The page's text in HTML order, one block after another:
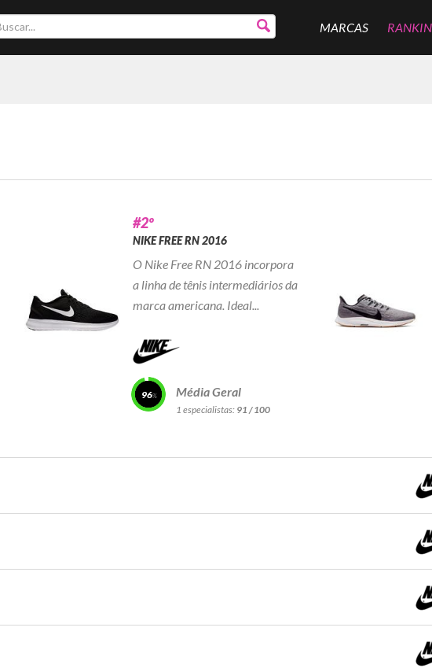
MARCAS
#2º
NIKE FREE RN 2016
O Nike Free RN 2016 incorpora
a linha de tênis intermediários da
marca americana. Ideal...
96 Média Geral
1 especialistas: 91 / 100